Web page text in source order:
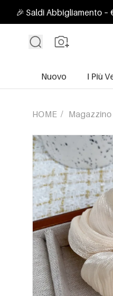
🎉 Saldi Abbigliamento –
Nuovo I Più
HOME / Magazzino